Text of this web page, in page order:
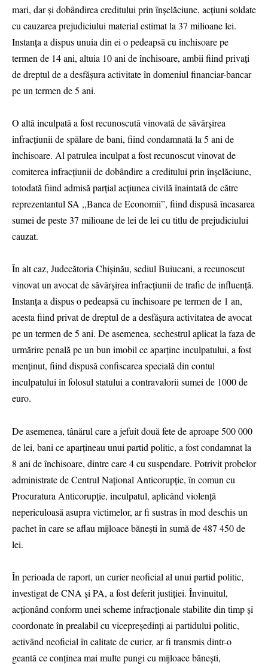
mari, dar și dobândirea creditului prin înșelăciune, acțiuni soldate
cu cauzarea prejudiciului material estimat la 37 milioane lei.
Instanța a dispus unuia din ei o pedeapsă cu închisoare pe
termen de 14 ani, altuia 10 ani de închisoare, ambii fiind privați
de dreptul de a desfășura activitate în domeniul financiar-bancar
pe un termen de 5 ani.
O altă inculpată a fost recunoscută vinovată de săvârșirea
infracțiunii de spălare de bani, fiind condamnată la 5 ani de
închisoare. Al patrulea inculpat a fost recunoscut vinovat de
comiterea infracțiunii de dobândire a creditului prin înșelăciune,
totodată fiind admisă parțial acțiunea civilă înaintată de către
reprezentantul SA ,,Banca de Economii”, fiind dispusă încasarea
sumei de peste 37 milioane de lei de lei cu titlu de prejudiciului
cauzat.
În alt caz, Judecătoria Chișinău, sediul Buiucani, a recunoscut
vinovat un avocat de săvârșirea infracțiunii de trafic de influență.
Instanța a dispus o pedeapsă cu închisoare pe termen de 1 an,
acesta fiind privat de dreptul de a desfășura activitatea de avocat
pe un termen de 5 ani. De asemenea, sechestrul aplicat la faza de
urmărire penală pe un bun imobil ce aparține inculpatului, a fost
menținut, fiind dispusă confiscarea specială din contul
inculpatului în folosul statului a contravalorii sumei de 1000 de
euro.
De asemenea, tânărul care a jefuit două fete de aproape 500 000
de lei, bani ce aparțineau unui partid politic, a fost condamnat la
8 ani de închisoare, dintre care 4 cu suspendare. Potrivit probelor
administrate de Centrul Național Anticorupție, în comun cu
Procuratura Anticorupție, inculpatul, aplicând violență
nepericuloasă asupra victimelor, ar fi sustras în mod deschis un
pachet în care se aflau mijloace bănești în sumă de 487 450 de
lei.
În perioada de raport, un curier neoficial al unui partid politic,
investigat de CNA și PA, a fost deferit justiției. Învinuitul,
acționând conform unei scheme infracționale stabilite din timp și
coordonate în prealabil cu vicepreședinți ai partidului politic,
activând neoficial în calitate de curier, ar fi transmis dintr-o
geantă ce conținea mai multe pungi cu mijloace bănești,